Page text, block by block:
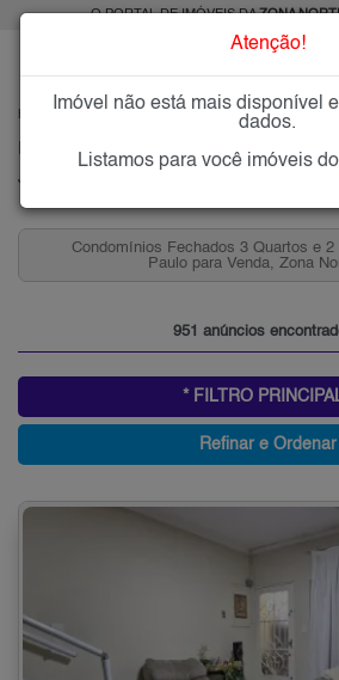
O PORTAL DE IMÓVEIS DAZONA
JARDIM SÃO
Imóveis à Venda no Jardim São Paulo,
Jardim São Paulo (Zona Norte), Zona Norte
Condomínios Fechados 3 Quartos
Venda, Zona Norte,
951 anúncios
* FILTRO
Refinar e Ordenar
Atenção!
Imóvel não está mais disponível
dados.
Listamos para você imóveis